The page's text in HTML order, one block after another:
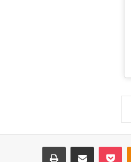
Odnoklassniki
‫Pocket مشاركة عبر البريد طباعة